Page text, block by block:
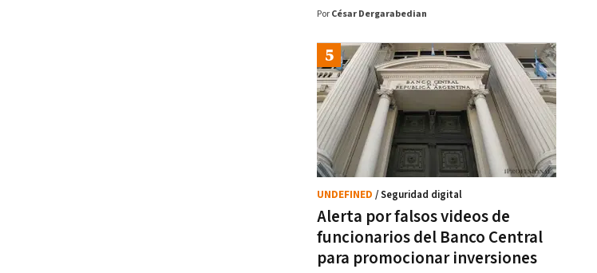
Por César Dergarabedian
Alerta por falsos videos de
funcionarios del Banco Central
para promocionar inversiones
UNDEFINED / Seguridad digital